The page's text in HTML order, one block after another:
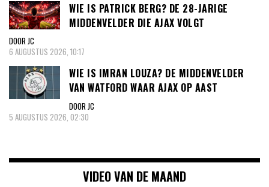
WIE IS PATRICK BERG? DE 28-JARIGE
MIDDENVELDER DIE AJAX VOLGT
DOOR JC
6 AUGUSTUS 2026, 10:17
WIE IS IMRAN LOUZA? DE MIDDENVELDER
VAN WATFORD WAAR AJAX OP AAST
DOOR JC
5 AUGUSTUS 2026, 02:30
VIDEO VAN DE MAAND